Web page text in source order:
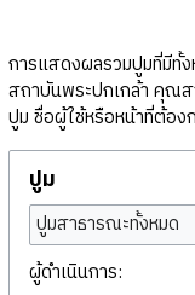
การแสดงผลรวมปูมที่มีทั้
สถาบันพระปกเกล้า คุณส
ปูม ชื่อผู้ใช้หรือหน้าที่ต้อ
ปูม
ปูมสาธารณะทั้งหมด
ผู้ดำเนินการ: